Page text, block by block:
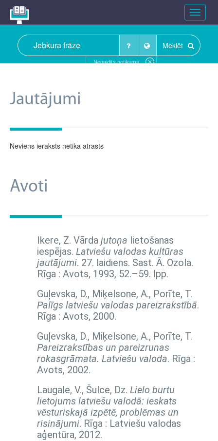
Toggle
Meklēt
Negaidīts notikums
Jautājumi
Neviens ieraksts netika atrasts
Avoti
Ikere, Z. Vārda jutoņa lietošanas
iespējas. Latviešu valodas kultūras
jautājumi. 27. laidiens. Sast. Ā. Ozola.
Rīga : Avots, 1993, 52.–59. lpp.
Guļevska, D., Miķelsone, A., Porīte, T.
Palīgs latviešu valodas pareizrakstībā.
Rīga : Avots, 2000.
Guļevska, D., Miķelsone, A., Porīte, T.
Pareizrakstības un pareizrunas
rokasgrāmata. Latviešu valoda. Rīga :
Avots, 2002.
Laugale, V., Šulce, Dz. Lielo burtu
lietojums latviešu valodā: ieskats
vēsturiskajā izpētē, problēmas un
risinājumi. Rīga : Latviešu valodas
aģentūra, 2012.